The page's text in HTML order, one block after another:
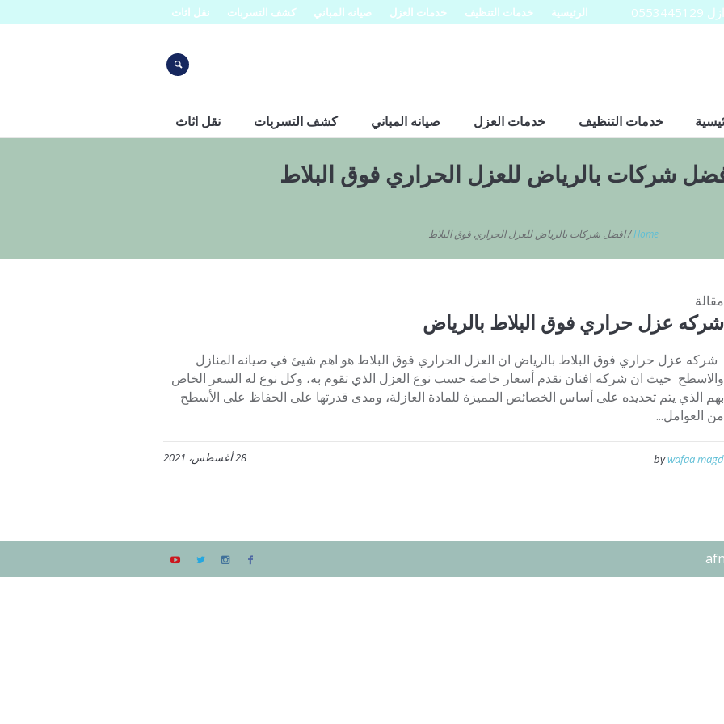
الرئيسية خدمات التنظيف خدمات العزل صيانه المباني كشف التسربات نقل اثاث
خدمات التنظيف خدمات العزل صيانه المباني كشف التسربات نقل اثاث
شركات بالرياض للعزل الحراري فوق البلاط
Home
/افضل شركات بالرياض للعزل الحراري فوق البلاط
مقالة
شركه عزل حراري فوق البلاط بالرياض
شركه عزل حراري فوق البلاط بالرياض ان العزل الحراري فوق البلاط هو اهم شيئ في صيانه المنازل
والاسطح حيث ان شركه افنان نقدم أسعار خاصة حسب نوع العزل الذي تقوم به، وكل نوع له السعر الخاص
بهم الذي يتم تحديده على أساس الخصائص المميزة للمادة العازلة، ومدى قدرتها على الحفاظ على الأسطح
من العوامل...
28 أغسطس، 2021 bywafaa magd